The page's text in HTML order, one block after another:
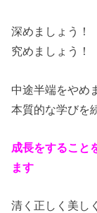
深めましょう！
究めましょう！
中途半端をやめ
本質的な学びを
成長をすること
ます
清く正しく美し